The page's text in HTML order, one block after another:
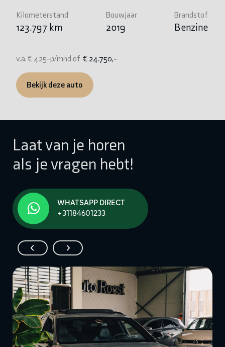
Kilometerstand
123.797 km
Bouwjaar
2019
Brandstof
Benzine
v.a. € 425-p/mnd of € 24.750,-
Bekijk deze auto
Laat van je horen
als je vragen hebt!
WHATSAPP DIRECT
+31184601233